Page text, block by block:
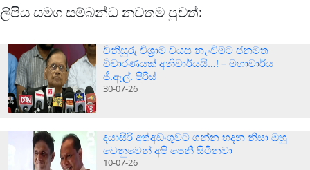
ලිපිය සමග සම්බන්ධ නවතම පුවත්:
විනිසුරු විශ්‍රාම වයස නැංවීමට ජනමත
විචාරණයක් අනිවාර්යයි…! – මහාචාර්ය
ජී.ඇල්. පීරිස්
30-07-26
දයාසිරි අත්අඩංගුවට ගන්න හදන නිසා ඔහු
වෙනුවෙන් අපි පෙනී සිටිනවා
10-07-26